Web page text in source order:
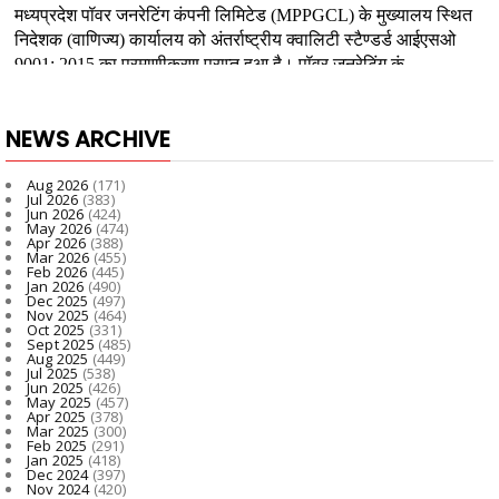
NEWS ARCHIVE
Aug 2026 (171)
Jul 2026 (383)
Jun 2026(424)
May 2026(474)
Apr 2026 (388)
Mar 2026(455)
Feb 2026 (445)
Jan 2026 (490)
Dec 2025(497)
Nov 2025 (464)
Oct 2025 (331)
Sept 2025 (485)
Aug 2025 (449)
Jul 2025 (538)
Jun 2025(426)
May 2025(457)
Apr 2025 (378)
Mar 2025 (300)
Feb 2025 (291)
Jan 2025 (418)
Dec 2024(397)
Nov 2024(420)